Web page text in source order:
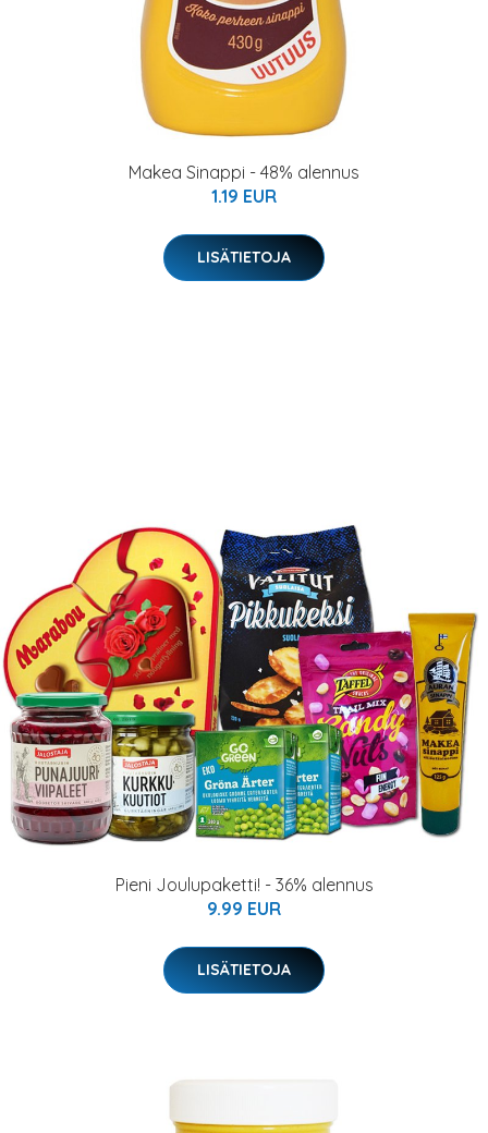
Makea Sinappi - 48% alennus
1.19 EUR
LISÄTIETOJA
Pieni Joulupaketti! - 36% alennus
9.99 EUR
LISÄTIETOJA